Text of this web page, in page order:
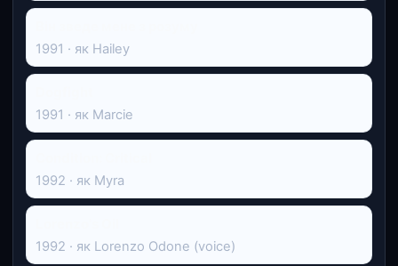
1991 · як Hailey
1991 · як Marcie
1992 · як Myra
1992 · як Lorenzo Odone (voice)